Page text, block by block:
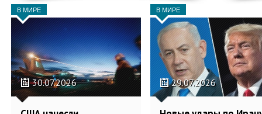
В МИРЕ
30.07.2026
В МИРЕ
29.07.2026